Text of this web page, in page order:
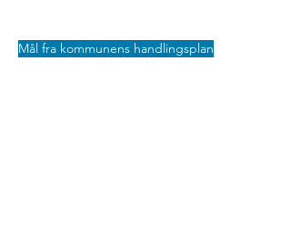
Mål fra kommunens handlingsplan